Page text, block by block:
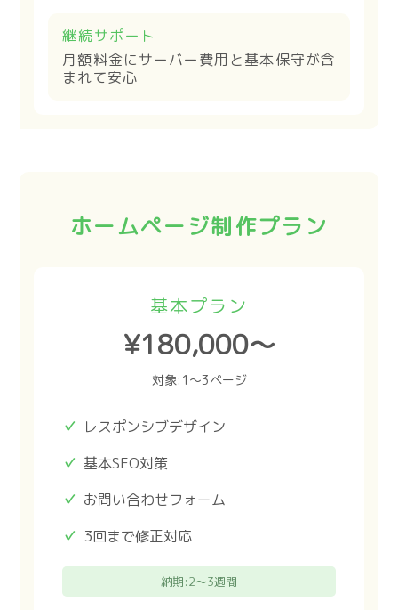
継続サポート
月額料金にサーバー費用と基本保守が含
まれて安心
ホームページ制作プラン
基本プラン
¥180,000〜
対象:1〜3ページ
レスポンシブデザイン
基本SEO対策
お問い合わせフォーム
3回まで修正対応
納期:2〜3週間